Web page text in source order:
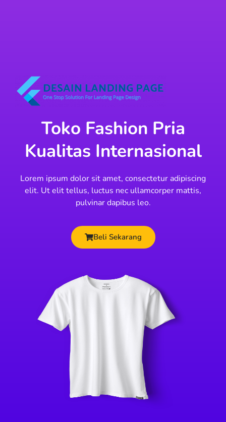
Toko Fashion Pria
Kualitas Internasional
Lorem ipsum dolor sit amet, consectetur adipiscing
elit. Ut elit tellus, luctus nec ullamcorper mattis,
pulvinar dapibus leo.
Beli Sekarang